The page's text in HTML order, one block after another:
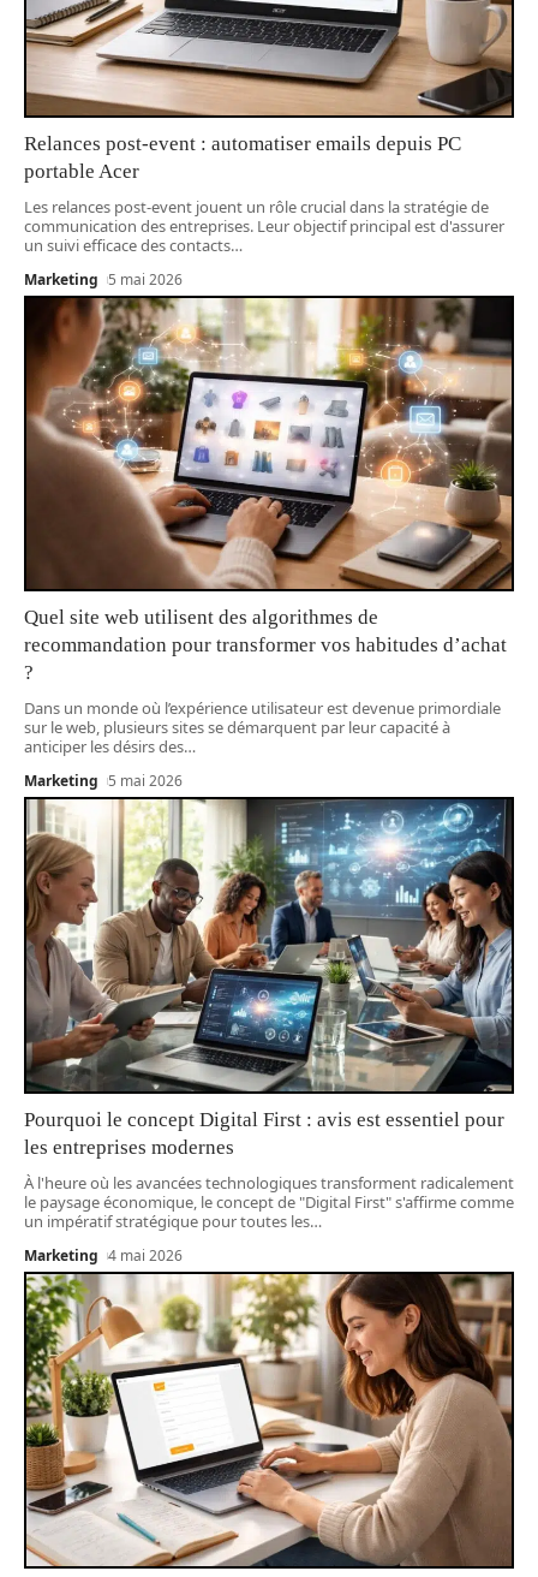
Relances post-event : automatiser emails depuis PC
portable Acer
Les relances post-event jouent un rôle crucial dans la stratégie de
communication des entreprises. Leur objectif principal est d'assurer
un suivi efficace des contacts…
Marketing 5 mai 2026
Quel site web utilisent des algorithmes de
recommandation pour transformer vos habitudes d’achat
?
Dans un monde où l’expérience utilisateur est devenue primordiale
sur le web, plusieurs sites se démarquent par leur capacité à
anticiper les désirs des…
Marketing 5 mai 2026
Pourquoi le concept Digital First : avis est essentiel pour
les entreprises modernes
À l'heure où les avancées technologiques transforment radicalement
le paysage économique, le concept de "Digital First" s'affirme comme
un impératif stratégique pour toutes les…
Marketing 4 mai 2026